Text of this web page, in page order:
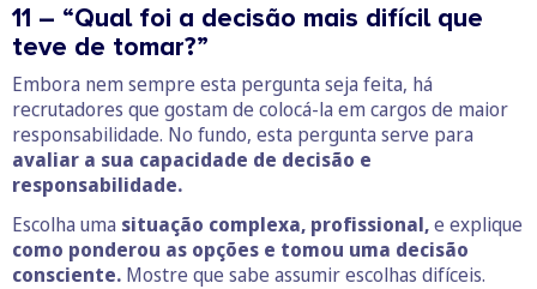
11 – “Qual foi a decisão mais difícil que
teve de tomar?”
Embora nem sempre esta pergunta seja feita, há
recrutadores que gostam de colocá-la em cargos de maior
responsabilidade. No fundo, esta pergunta serve para
avaliar a sua capacidade de decisão e
responsabilidade.
Escolha uma situação complexa, profissional,e explique
como ponderou as opções e tomou uma decisão
consciente. Mostre que sabe assumir escolhas difíceis.